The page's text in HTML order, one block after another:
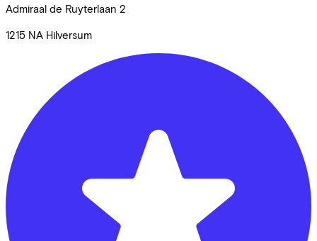
Admiraal de Ruyterlaan 2
1215 NA Hilversum